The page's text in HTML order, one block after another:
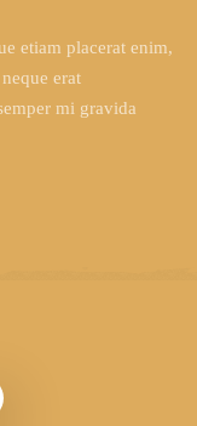
etiam placerat enim,
erat
mi gravida